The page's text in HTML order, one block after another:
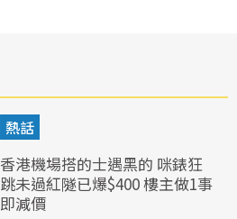
熱話
香港機場搭的士遇黑的 咪錶狂
跳未過紅隧已爆$400 樓主做1事
即減價